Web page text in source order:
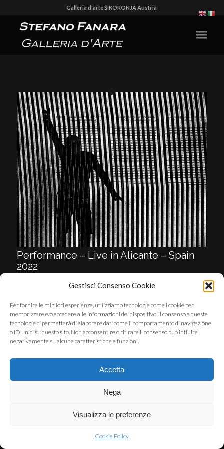
Gestisci Consenso Cookie
Per fornire le migliori esperienze, utilizziamo tecnologie come i cookie per
memorizzare e/o accedere alle informazioni del dispositivo. Il consenso a queste
tecnologie ci permetterà di elaborare dati come il comportamento di navigazione
o ID unici su questo sito. Non acconsentire o ritirare il consenso può influire
negativamente su alcune caratteristiche e funzioni.
Accetta
Nega
Visualizza le preferenze
Cookie Policy
Galleria d'arte ŠIKORONJA Austria
Performance – Live in Alicante – Spain
2022
© Copyright - STEFANO FANARA - SVILUPPATO DA051ITSERVICE